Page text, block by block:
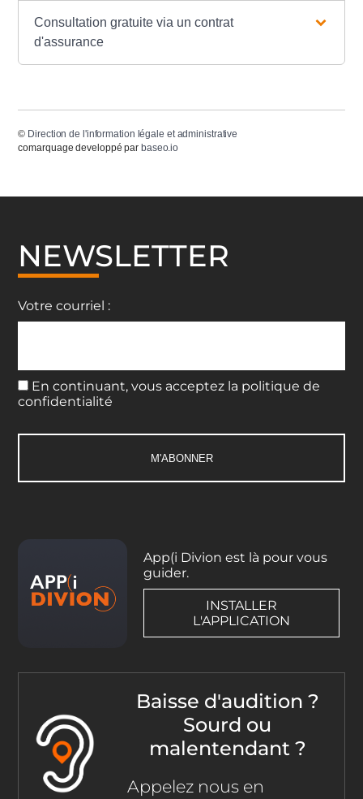
Consultation gratuite via un contrat
d'assurance
© Direction de l'information légale et administrative
comarquage developpé par baseo.io
NEWSLETTER
Votre courriel :
En continuant, vous acceptez la politique de
confidentialité
App(i Divion est là pour vous
guider.
INSTALLER
L'APPLICATION
Baisse d'audition ?
Sourd ou
malentendant ?
Appelez nous en